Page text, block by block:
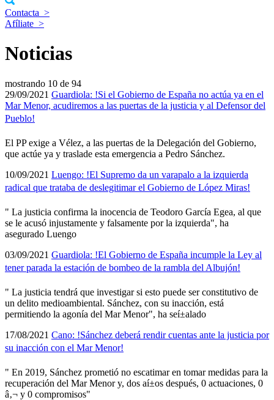
Contacta >
Afíliate >
Noticias
mostrando 10 de 94
29/09/2021 Guardiola: !Si el Gobierno de España no actúa ya en el
Mar Menor, acudiremos a las puertas de la justicia y al Defensor del
Pueblo!
El PP exige a Vélez, a las puertas de la Delegación del Gobierno,
que actúe ya y traslade esta emergencia a Pedro Sánchez.
10/09/2021 Luengo: !El Supremo da un varapalo a la izquierda
radical que trataba de deslegitimar el Gobierno de López Miras!
" La justicia confirma la inocencia de Teodoro Garcí­a Egea, al que
se le acusó injustamente y falsamente por la izquierda", ha
asegurado Luengo
03/09/2021 Guardiola: !El Gobierno de España incumple la Ley al
tener parada la estación de bombeo de la rambla del Albujón!
" La justicia tendrá que investigar si esto puede ser constitutivo de
un delito medioambiental. Sánchez, con su inacción, está
permitiendo la agoní­a del Mar Menor", ha seí±alado
17/08/2021 Cano: !Sánchez deberá rendir cuentas ante la justicia por
su inacción con el Mar Menor!
" En 2019, Sánchez prometió no escatimar en tomar medidas para la
recuperación del Mar Menor y, dos aí±os después, 0 actuaciones, 0
â‚¬ y 0 compromisos"